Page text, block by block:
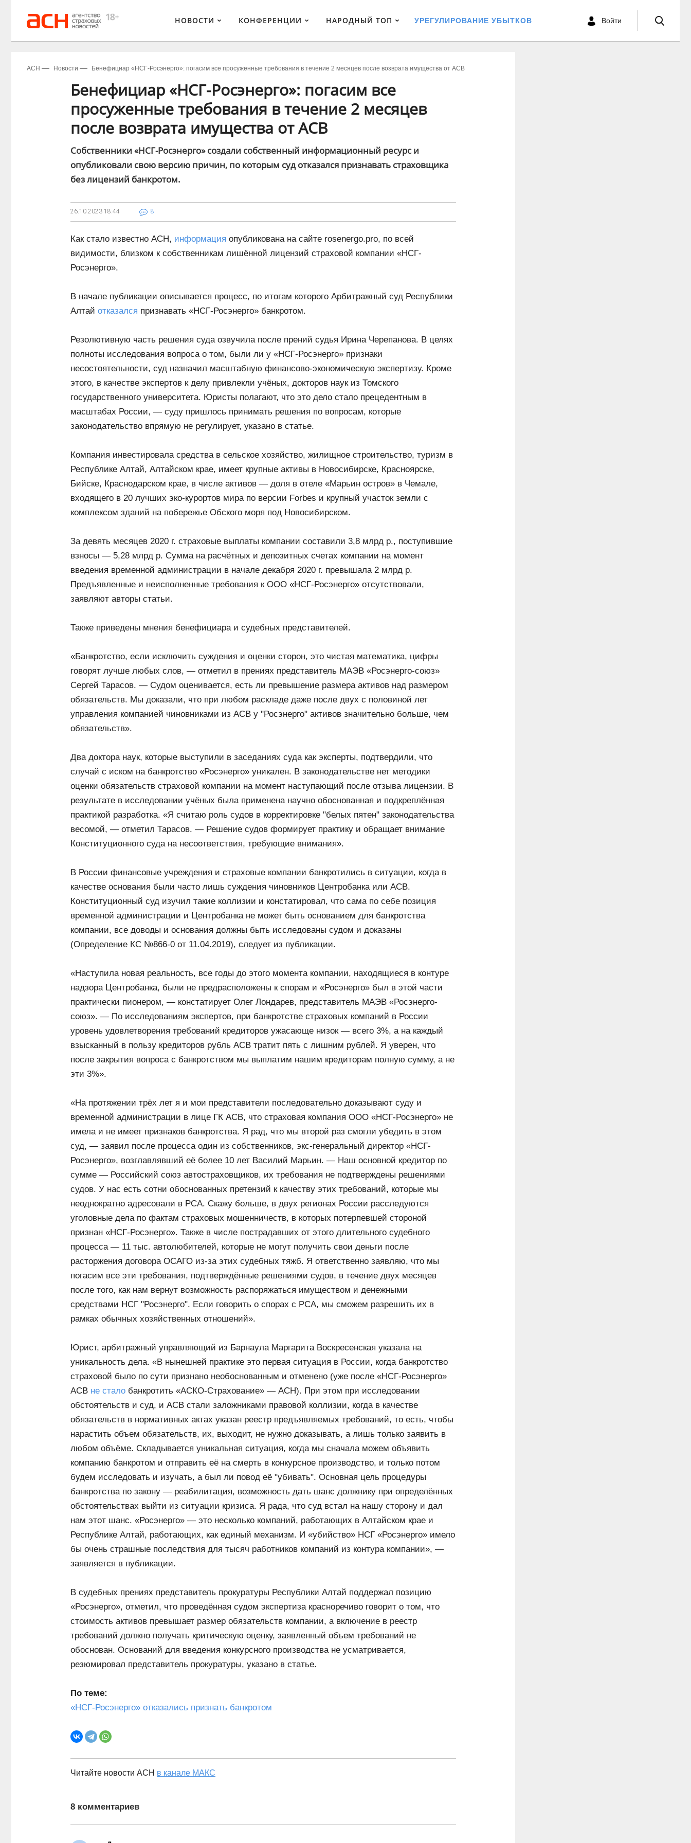
НОВОСТИ КОНФЕРЕНЦИИ НАРОДНЫЙ ТОП УРЕГУЛИРОВАНИЕ УБЫТКОВ Войти
АСН Новости Бенефициар «НСГ-Росэнерго»: погасим все просуженные требования в течение 2 месяцев после возврата имущества от АСВ
Бенефициар «НСГ-Росэнерго»: погасим все
просуженные требования в течение 2 месяцев
после возврата имущества от АСВ
Собственники «НСГ-Росэнерго» создали собственный информационный ресурс и
опубликовали свою версию причин, по которым суд отказался признавать страховщика
без лицензий банкротом.
26.10.2023 18:44 8
Как стало известно АСН, информация опубликована на сайте rosenergo.pro, по всей
видимости, близком к собственникам лишённой лицензий страховой компании «НСГ-
Росэнерго».
В начале публикации описывается процесс, по итогам которого Арбитражный суд Республики
Алтай отказался признавать «НСГ-Росэнерго» банкротом.
Резолютивную часть решения суда озвучила после прений судья Ирина Черепанова. В целях
полноты исследования вопроса о том, были ли у «НСГ-Росэнерго» признаки
несостоятельности, суд назначил масштабную финансово-экономическую экспертизу. Кроме
этого, в качестве экспертов к делу привлекли учёных, докторов наук из Томского
государственного университета. Юристы полагают, что это дело стало прецедентным в
масштабах России, — суду пришлось принимать решения по вопросам, которые
законодательство впрямую не регулирует, указано в статье.
Компания инвестировала средства в сельское хозяйство, жилищное строительство, туризм в
Республике Алтай, Алтайском крае, имеет крупные активы в Новосибирске, Красноярске,
Бийске, Краснодарском крае, в числе активов — доля в отеле «Марьин остров» в Чемале,
входящего в 20 лучших эко-курортов мира по версии Forbes и крупный участок земли с
комплексом зданий на побережье Обского моря под Новосибирском.
За девять месяцев 2020 г. страховые выплаты компании составили 3,8 млрд р., поступившие
взносы — 5,28 млрд р. Сумма на расчётных и депозитных счетах компании на момент
введения временной администрации в начале декабря 2020 г. превышала 2 млрд р.
Предъявленные и неисполненные требования к ООО «НСГ-Росэнерго» отсутствовали,
заявляют авторы статьи.
Также приведены мнения бенефициара и судебных представителей.
«Банкротство, если исключить суждения и оценки сторон, это чистая математика, цифры
говорят лучше любых слов, — отметил в прениях представитель МАЭВ «Росэнерго-союз»
Сергей Тарасов. — Судом оценивается, есть ли превышение размера активов над размером
обязательств. Мы доказали, что при любом раскладе даже после двух с половиной лет
управления компанией чиновниками из АСВ у "Росэнерго" активов значительно больше, чем
обязательств».
Два доктора наук, которые выступили в заседаниях суда как эксперты, подтвердили, что
случай с иском на банкротство «Росэнерго» уникален. В законодательстве нет методики
оценки обязательств страховой компании на момент наступающий после отзыва лицензии. В
результате в исследовании учёных была применена научно обоснованная и подкреплённая
практикой разработка. «Я считаю роль судов в корректировке "белых пятен" законодательства
весомой, — отметил Тарасов. — Решение судов формирует практику и обращает внимание
Конституционного суда на несоответствия, требующие внимания».
В России финансовые учреждения и страховые компании банкротились в ситуации, когда в
качестве основания были часто лишь суждения чиновников Центробанка или АСВ.
Конституционный суд изучил такие коллизии и констатировал, что сама по себе позиция
временной администрации и Центробанка не может быть основанием для банкротства
компании, все доводы и основания должны быть исследованы судом и доказаны
(Определение КС №866-0 от 11.04.2019), следует из публикации.
«Наступила новая реальность, все годы до этого момента компании, находящиеся в контуре
надзора Центробанка, были не предрасположены к спорам и «Росэнерго» был в этой части
практически пионером, — констатирует Олег Лондарев, представитель МАЭВ «Росэнерго-
союз». — По исследованиям экспертов, при банкротстве страховых компаний в России
уровень удовлетворения требований кредиторов ужасающе низок — всего 3%, а на каждый
взысканный в пользу кредиторов рубль АСВ тратит пять с лишним рублей. Я уверен, что
после закрытия вопроса с банкротством мы выплатим нашим кредиторам полную сумму, а не
эти 3%».
«На протяжении трёх лет я и мои представители последовательно доказывают суду и
временной администрации в лице ГК АСВ, что страховая компания ООО «НСГ-Росэнерго» не
имела и не имеет признаков банкротства. Я рад, что мы второй раз смогли убедить в этом
суд, — заявил после процесса один из собственников, экс-генеральный директор «НСГ-
Росэнерго», возглавлявший её более 10 лет Василий Марьин. — Наш основной кредитор по
сумме — Российский союз автостраховщиков, их требования не подтверждены решениями
судов. У нас есть сотни обоснованных претензий к качеству этих требований, которые мы
неоднократно адресовали в РСА. Скажу больше, в двух регионах России расследуются
уголовные дела по фактам страховых мошенничеств, в которых потерпевшей стороной
признан «НСГ-Росэнерго». Также в числе пострадавших от этого длительного судебного
процесса — 11 тыс. автолюбителей, которые не могут получить свои деньги после
расторжения договора ОСАГО из-за этих судебных тяжб. Я ответственно заявляю, что мы
погасим все эти требования, подтверждённые решениями судов, в течение двух месяцев
после того, как нам вернут возможность распоряжаться имуществом и денежными
средствами НСГ "Росэнерго". Если говорить о спорах с РСА, мы сможем разрешить их в
рамках обычных хозяйственных отношений».
Юрист, арбитражный управляющий из Барнаула Маргарита Воскресенская указала на
уникальность дела. «В нынешней практике это первая ситуация в России, когда банкротство
страховой было по сути признано необоснованным и отменено (уже после «НСГ-Росэнерго»
АСВ не стало банкротить «АСКО-Страхование» — АСН). При этом при исследовании
обстоятельств и суд, и АСВ стали заложниками правовой коллизии, когда в качестве
обязательств в нормативных актах указан реестр предъявляемых требований, то есть, чтобы
нарастить объем обязательств, их, выходит, не нужно доказывать, а лишь только заявить в
любом объёме. Складывается уникальная ситуация, когда мы сначала можем объявить
компанию банкротом и отправить её на смерть в конкурсное производство, и только потом
будем исследовать и изучать, а был ли повод её "убивать". Основная цель процедуры
банкротства по закону — реабилитация, возможность дать шанс должнику при определённых
обстоятельствах выйти из ситуации кризиса. Я рада, что суд встал на нашу сторону и дал
нам этот шанс. «Росэнерго» — это несколько компаний, работающих в Алтайском крае и
Республике Алтай, работающих, как единый механизм. И «убийство» НСГ «Росэнерго» имело
бы очень страшные последствия для тысяч работников компаний из контура компании», —
заявляется в публикации.
В судебных прениях представитель прокуратуры Республики Алтай поддержал позицию
«Росэнерго», отметил, что проведённая судом экспертиза красноречиво говорит о том, что
стоимость активов превышает размер обязательств компании, а включение в реестр
требований должно получать критическую оценку, заявленный объем требований не
обоснован. Оснований для введения конкурсного производства не усматривается,
резюмировал представитель прокуратуры, указано в статье.
По теме:
«НСГ-Росэнерго» отказались признать банкротом
Читайте новости АСН в канале МАКС
8 комментариев